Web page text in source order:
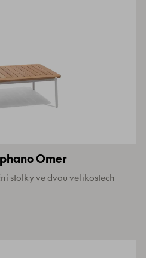
Omer
stolky ve dvou velikostech